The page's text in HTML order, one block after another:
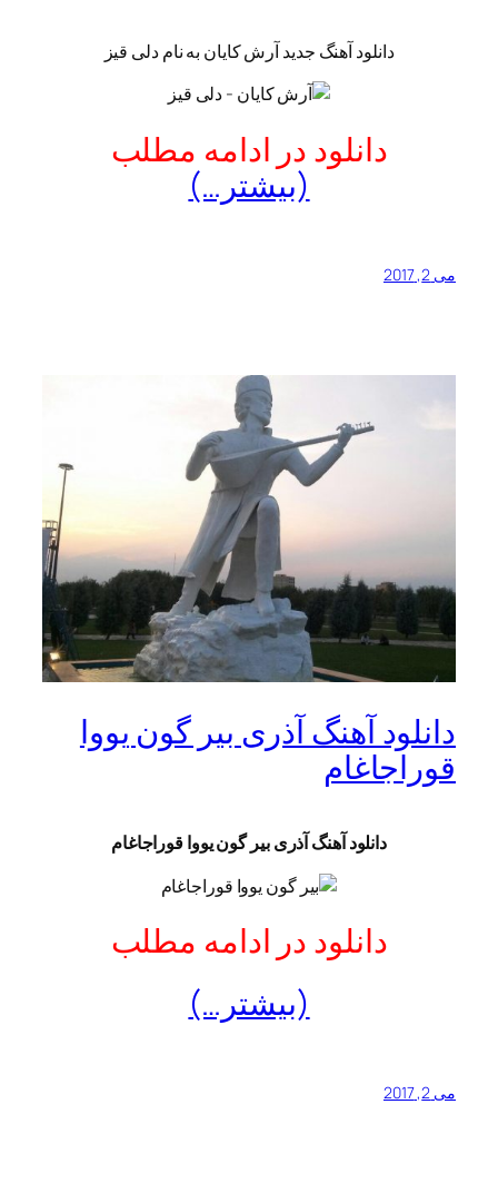
دانلود آهنگ جدید آرش کایان به نام دلی قیز
دانلود در ادامه مطلب
(بیشتر…)
می 2, 2017
دانلود آهنگ آذری بیر گون یووا
قوراجاغام
دانلود آهنگ آذری بیر گون یووا قوراجاغام
دانلود در ادامه مطلب
(بیشتر…)
می 2, 2017